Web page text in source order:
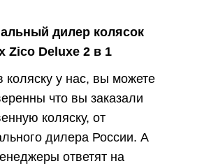
дилер колясок
Zico Deluxe 2 в 1
коляску у нас, вы можете
что вы заказали
коляску, от
дилера России. А
ответят на